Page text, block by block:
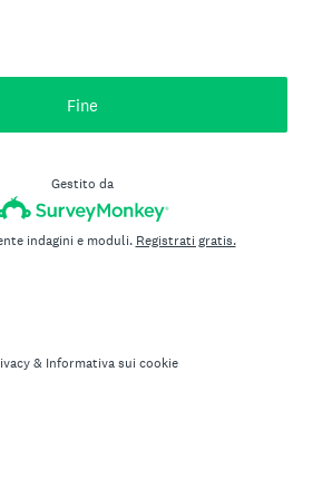
Fine
Gestito da
indagini e moduli. Registrati gratis.
& Informativa sui cookie